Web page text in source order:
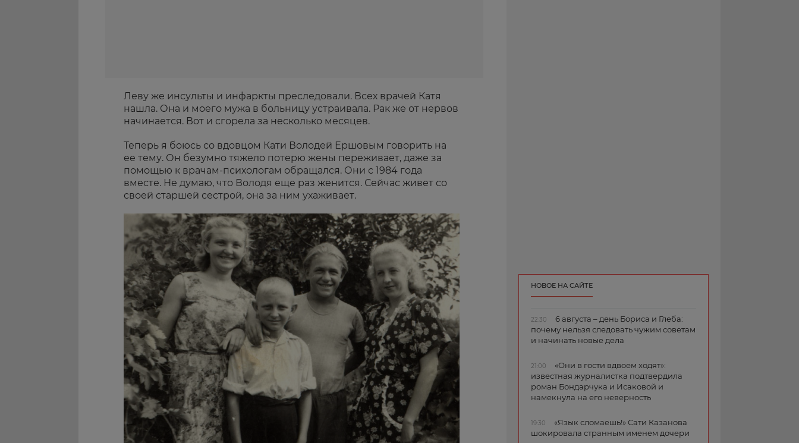
Леву же инсульты и инфаркты преследовали. Всех врачей Катя
нашла. Она и моего мужа в больницу устраивала. Рак же от нервов
начинается. Вот и сгорела за несколько месяцев.
Теперь я боюсь со вдовцом Кати Володей Ершовым говорить на
ее тему. Он безумно тяжело потерю жены переживает, даже за
помощью к врачам-психологам обращался. Они с 1984 года
вместе. Не думаю, что Володя еще раз женится. Сейчас живет со
своей старшей сестрой, она за ним ухаживает.
НОВОЕ НА САЙТЕ
22:30
6 августа – день Бориса и Глеба:
почему нельзя следовать чужим советам
и начинать новые дела
21:00
«Они в гости вдвоем ходят»:
известная журналистка подтвердила
роман Бондарчука и Исаковой и
намекнула на его неверность
19:30
«Язык сломаешь!» Сати Казанова
шокировала странным именем дочери